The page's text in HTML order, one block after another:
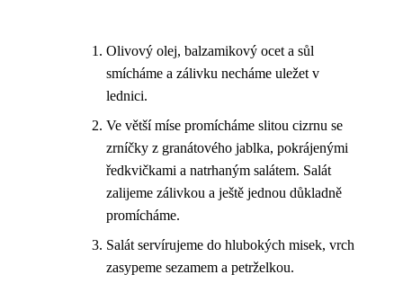
Olivový olej, balzamikový ocet a sůl
smícháme a zálivku necháme uležet v
lednici.
Ve větší míse promícháme slitou cizrnu se
zrníčky z granátového jablka, pokrájenými
ředkvičkami a natrhaným salátem. Salát
zalijeme zálivkou a ještě jednou důkladně
promícháme.
Salát servírujeme do hlubokých misek, vrch
zasypeme sezamem a petrželkou.